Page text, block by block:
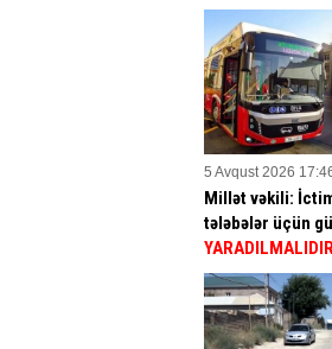
5 Avqust 2026
Millət vəkili:
tələbələr üçün